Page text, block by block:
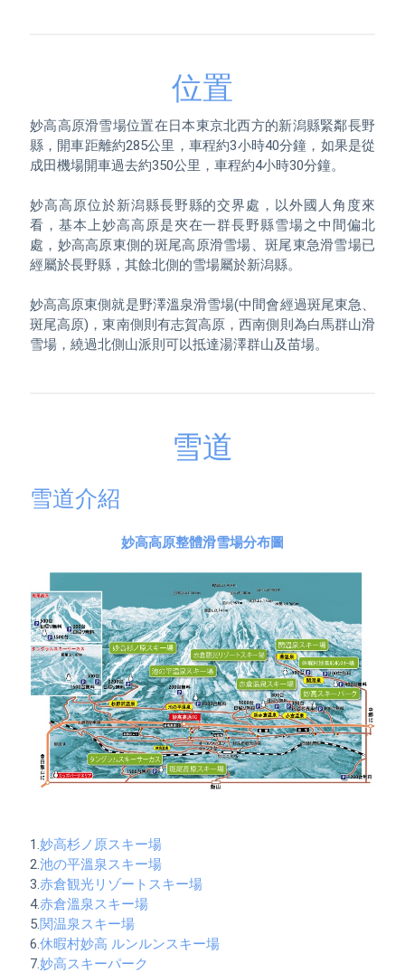
位置
妙高高原滑雪場位置在日本東京北西方的新潟縣緊鄰長野
縣，開車距離約285公里，車程約3小時40分鐘，如果是從
成田機場開車過去約350公里，車程約4小時30分鐘。
妙高高原位於新潟縣長野縣的交界處，以外國人角度來
看，基本上妙高高原是夾在一群長野縣雪場之中間偏北
處，妙高高原東側的斑尾高原滑雪場、斑尾東急滑雪場已
經屬於長野縣，其餘北側的雪場屬於新潟縣。
妙高高原東側就是野澤溫泉滑雪場(中間會經過斑尾東急、
斑尾高原)，東南側則有志賀高原，西南側則為白馬群山滑
雪場，繞過北側山派則可以抵達湯澤群山及苗場。
雪道
雪道介紹
妙高高原整體滑雪場分布圖
1.妙高杉ノ原スキー場
2.池の平溫泉スキー場
3.赤倉観光リゾートスキー場
4.赤倉溫泉スキー場
5.関温泉スキー場
6.休暇村妙高 ルンルンスキー場
7.妙高スキーパーク